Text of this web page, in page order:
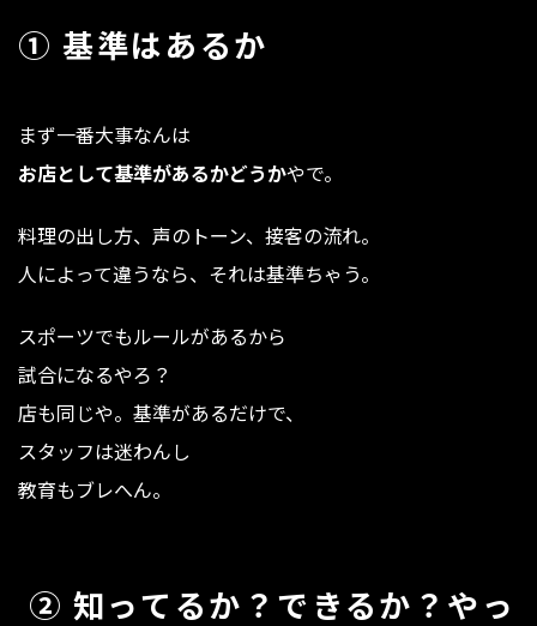
① 基準はあるか
まず一番大事なんは
お店として基準があるかどうかやで。
料理の出し方、声のトーン、接客の流れ。
人によって違うなら、それは基準ちゃう。
スポーツでもルールがあるから
試合になるやろ？
店も同じや。基準があるだけで、
スタッフは迷わんし
教育もブレへん。
② 知ってるか？できるか？やっ